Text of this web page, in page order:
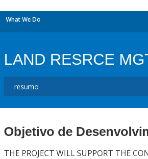
What We Do
LAND RESRCE
Objetivo de
THE PROJECT WILL SUPPORT THE